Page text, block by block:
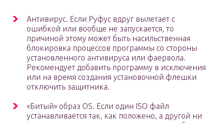
Антивирус. Если Руфус вдруг вылетает с
ошибкой или вообще не запускается, то
причиной этому может быть насильственная
блокировка процессов программы со стороны
установленного антивируса или фаервола.
Рекомендует добавить программу в исключения
или на время создания установочной флешки
отключить защитника.
«Битый» образ OS. Если один ISO файл
устанавливается так, как положено, а другой ни